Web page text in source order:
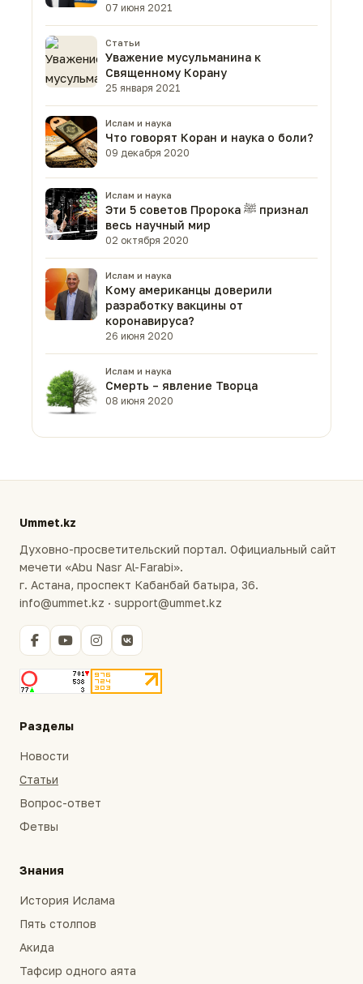
07 июня 2021
Статьи
Уважение мусульманина к
Священному Корану
25 января 2021
Ислам и наука
Что говорят Коран и наука о боли?
09 декабря 2020
Ислам и наука
Эти 5 советов Пророка ﷺ признал
весь научный мир
02 октября 2020
Ислам и наука
Кому американцы доверили
разработку вакцины от
коронавируса?
26 июня 2020
Ислам и наука
Смерть – явление Творца
08 июня 2020
Ummet.kz
Духовно-просветительский портал. Официальный сайт
мечети «Abu Nasr Al-Farabi».
г. Астана, проспект Кабанбай батыра, 36.
info@ummet.kz · support@ummet.kz
Разделы
Новости
Статьи
Вопрос-ответ
Фетвы
Знания
История Ислама
Пять столпов
Акида
Тафсир одного аята